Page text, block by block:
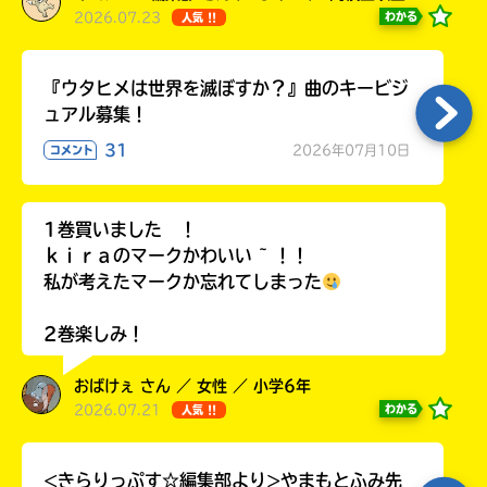
2026.07.23 人気 !! わかる
『ウタヒメは世界を滅ぼすか？』曲のキービジ
ュアル募集！
コメント 31 2026年07月10日
1巻買いました ！
ｋｉｒａのマークかわいい ~ ！！
私が考えたマークか忘れてしまった
2巻楽しみ！
おばけぇ さん ／ 女性 ／ 小学6年
2026.07.21 人気 !! わかる
<きらりっぷす☆編集部より>やまもとふみ先